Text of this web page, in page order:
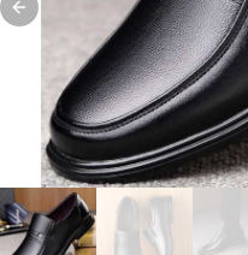
Previous slide